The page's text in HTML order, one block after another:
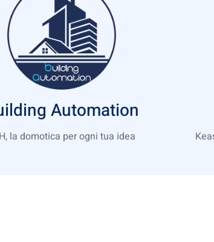
Automation
la domotica per ogni tua idea